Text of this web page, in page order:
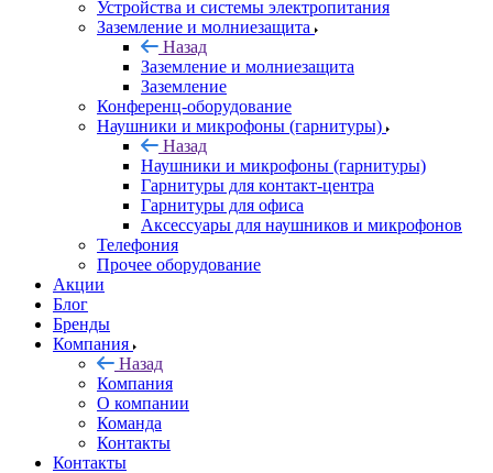
Устройства и системы электропитания
Заземление и молниезащита
Назад
Заземление и молниезащита
Заземление
Конференц-оборудование
Наушники и микрофоны (гарнитуры)
Назад
Наушники и микрофоны (гарнитуры)
Гарнитуры для контакт-центра
Гарнитуры для офиса
Аксессуары для наушников и микрофонов
Телефония
Прочее оборудование
Акции
Блог
Бренды
Компания
Назад
Компания
О компании
Команда
Контакты
Контакты